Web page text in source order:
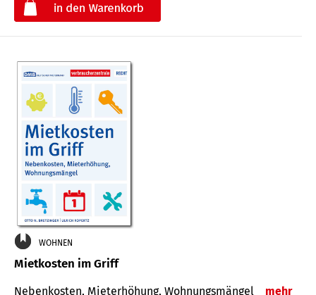
WOHNEN
Mietkosten im Griff
Nebenkosten, Mieterhöhung, Wohnungsmängel mehr